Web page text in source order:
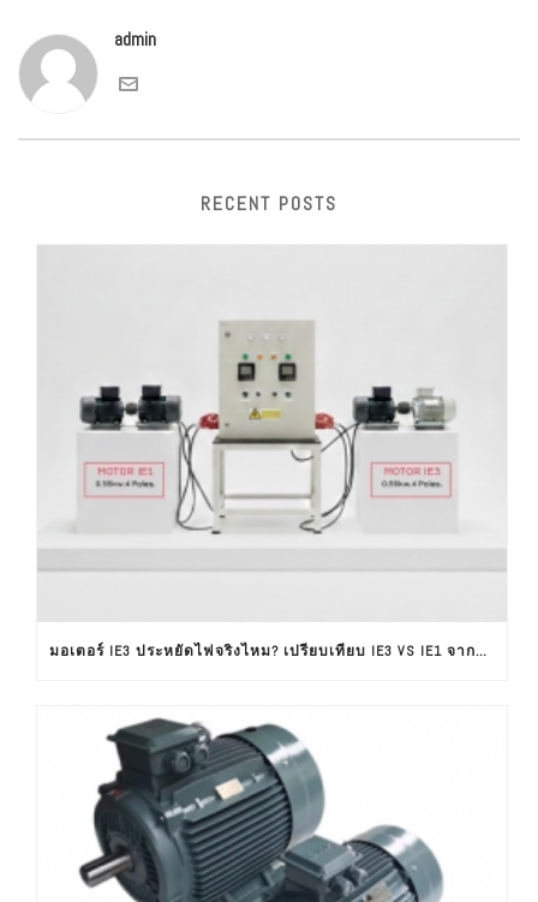
admin
RECENT POSTS
มอเตอร์ IE3 ประหยัดไฟจริงไหม? เปรียบเทียบ IE3 VS IE1 จากผลทดสอบใช้งานจริง